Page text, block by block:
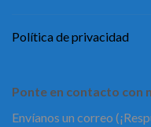
Política de privacidad
Ponte en contacto con
Envíanos un correo